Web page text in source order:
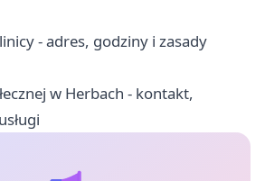
- adres, godziny i zasady
w Herbach - kontakt,